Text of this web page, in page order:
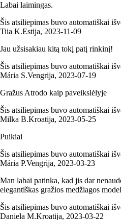
Labai laimingas.
Šis atsiliepimas buvo automatiškai
Tiia K.Estija, 2023‑11‑09
Jau užsisakiau kitą tokį patį rinkinį!
Šis atsiliepimas buvo automatiškai
Mária S.Vengrija, 2023‑07‑19
Gražus Atrodo kaip paveikslėlyje
Šis atsiliepimas buvo automatiškai
Milka B.Kroatija, 2023‑05‑25
Puikiai
Šis atsiliepimas buvo automatiškai
Mária P.Vengrija, 2023‑03‑23
Man labai patinka, kad jis dar
elegantiškas gražios medžiagos
Šis atsiliepimas buvo automatiškai
Daniela M.Kroatija, 2023‑03‑22